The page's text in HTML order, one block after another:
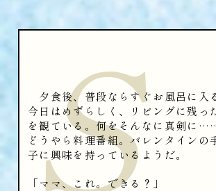
S
夕食後、普段ならすぐお風呂に入
今日はめずらしく、リビングに残っ
を観ている。何をそんなに真剣に
どうやら料理番組。バレンタインの
子に興味を持っているようだ。
「ママ、これ。できる？」